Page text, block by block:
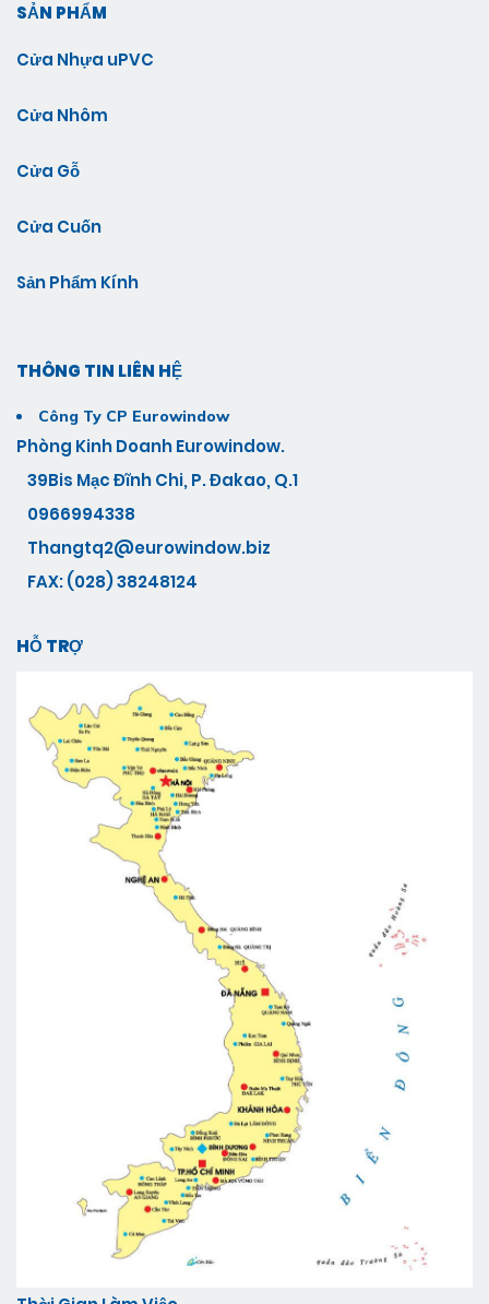
SẢN PHẨM
Cửa Nhựa uPVC
Cửa Nhôm
Cửa Gỗ
Cửa Cuốn
Sản Phẩm Kính
THÔNG TIN LIÊN HỆ
Công Ty CP Eurowindow
Phòng Kinh Doanh Eurowindow.
39Bis Mạc Đĩnh Chi, P. Đakao, Q.1
0966994338
Thangtq2@eurowindow.biz
FAX: (028) 38248124
HỖ TRỢ